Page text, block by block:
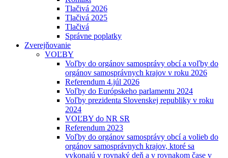
Tlačivá 2026
Tlačivá 2025
Tlačivá
Správne poplatky
Zverejňovanie
VOĽBY
Voľby do orgánov samosprávy obcí a voľby do
orgánov samosprávnych krajov v roku 2026
Referendum 4.júl 2026
Voľby do Európskeho parlamentu 2024
Voľby prezidenta Slovenskej republiky v roku
2024
VOĽBY do NR SR
Referendum 2023
Voľby do orgánov samosprávy obcí a volieb do
orgánov samosprávnych krajov, ktoré sa
vykonajú v rovnaký deň a v rovnakom čase v